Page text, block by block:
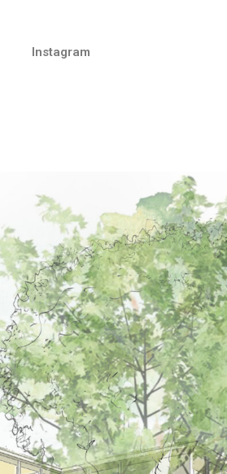
Instagram